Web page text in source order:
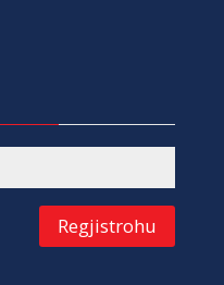
Regjistrohu